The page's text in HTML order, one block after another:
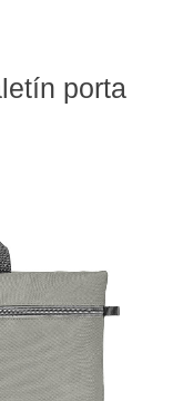
porta